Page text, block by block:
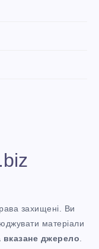
захищені. Ви
матеріали
вказане джерело